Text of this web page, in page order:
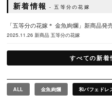
新着情報 五等分の花嫁
「五等分の花嫁＊ 金魚絢爛」新商品発
2025.11.26 新商品 五等分の花嫁
すべての新着
ALL 金魚絢爛 和パフェドレ